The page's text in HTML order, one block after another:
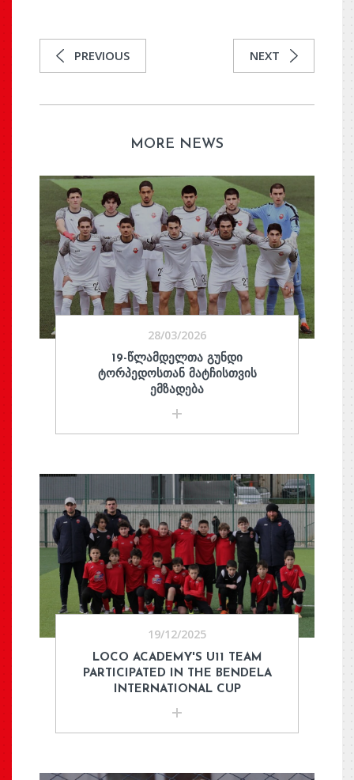
PREVIOUS NEXT
MORE NEWS
28/03/2026
19-ᲬᲚᲐᲛᲓᲔᲚᲗᲐ ᲒᲣᲜᲓᲘ
ᲢᲝᲠᲞᲔᲓᲝᲡᲗᲐᲜ ᲛᲐᲢᲩᲘᲡᲗᲕᲘᲡ
ᲔᲛᲖᲐᲓᲔᲑᲐ
19/12/2025
LOCO ACADEMY'S U11 TEAM
PARTICIPATED IN THE BENDELA
INTERNATIONAL CUP